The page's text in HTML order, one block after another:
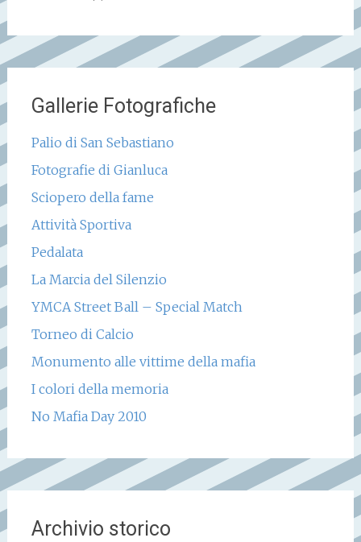
Gallerie Fotografiche
Palio di San Sebastiano
Fotografie di Gianluca
Sciopero della fame
Attività Sportiva
Pedalata
La Marcia del Silenzio
YMCA Street Ball – Special Match
Torneo di Calcio
Monumento alle vittime della mafia
I colori della memoria
No Mafia Day 2010
Archivio storico